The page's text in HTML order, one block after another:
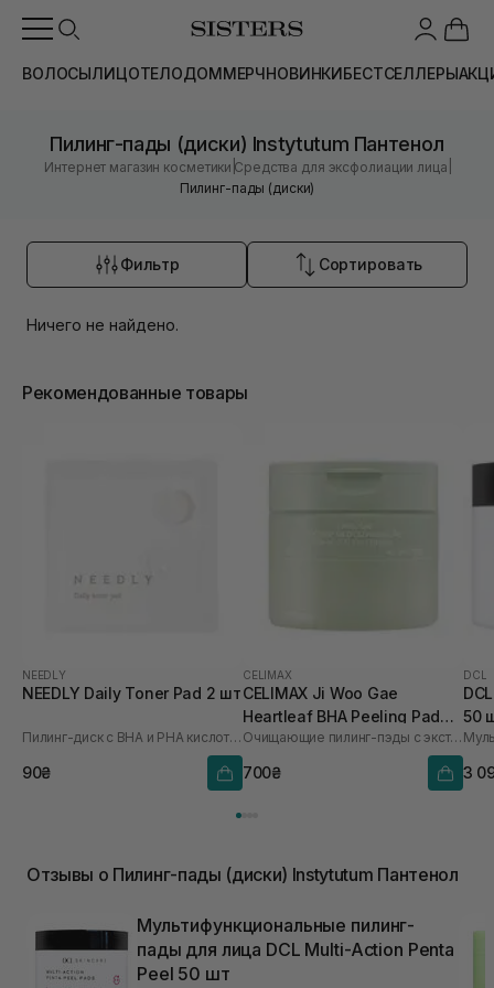
ВОЛОСЫЛИЦОТЕЛОДОММЕРЧНОВИНКИБЕСТСЕЛЛЕРЫ
Пилинг-пады (диски) Instytutum Пантенол
Интернет магазин косметики |Средства для эксфолиации лица
Пилинг-пады (диски)
Фильтр Сортировать
Ничего не найдено.
Рекомендованные товары
NEEDLY
NEEDLY Daily Toner Pad 2 шт
Пилинг-диск с BHA и PHA кислотами
90₴
CELIMAX
CELIMAX Ji Woo Gae
Heartleaf BHA Peeling Pad
60 шт
Очищающие пилинг-пэды с экстрактом хауттюйнии и BHA кислотами
700₴
DCL
50
3
Отзывы о Пилинг-пады (диски) Instytutum Пантенол
Мультифункциональные пилинг-
пады для лица DCL Multi-Action Penta
Peel 50 шт